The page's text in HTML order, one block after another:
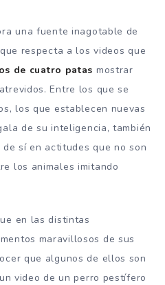
una fuente inagotable de
respecta a los videos que
de cuatro patas mostrar
Entre los que se
los que establecen nuevas
de su inteligencia, también
sí en actitudes que no son
los animales imitando
en las distintas
maravillosos de sus
que algunos de ellos son
video de un perro pestífero